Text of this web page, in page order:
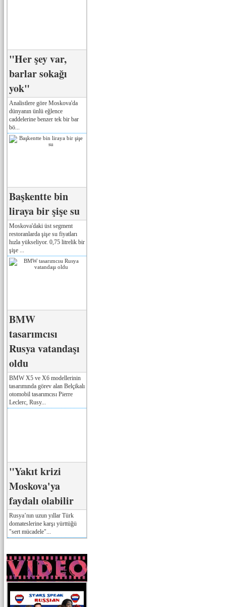
"Her şey var,
barlar sokağı
yok"
Analistlere göre Moskova'da
dünyanın ünlü eğlence
caddelerine benzer tek bir bar
bö...
Başkentte bin
liraya bir şişe su
Moskova'daki üst segment
restoranlarda şişe su fiyatları
hızla yükseliyor. 0,75 litrelik bir
şişe ...
BMW
tasarımcısı
Rusya vatandaşı
oldu
BMW X5 ve X6 modellerinin
tasarımında görev alan Belçikalı
otomobil tasarımcısı Pierre
Leclerc, Rusy...
"Yakıt krizi
Moskova'ya
faydalı olabilir
Rusya’nın uzun yıllar Türk
domateslerine karşı yürttüğü
"sert mücadele"...